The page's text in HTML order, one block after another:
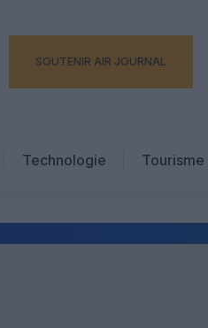
SOUTENIR AIR JOURNAL
Technologie
Tourisme
Hôtellerie